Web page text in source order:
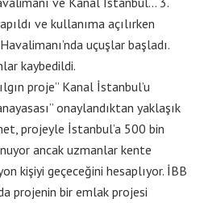
ve kullanıma açılırken
uçuşlar başladı.
kaybedildi.
proje” Kanal İstanbul’u
onaylandıktan yaklaşık
projeyle İstanbul’a 500 bin
ancak uzmanlar kente
kişiyi geçeceğini hesaplıyor. İBB
projenin bir emlak projesi